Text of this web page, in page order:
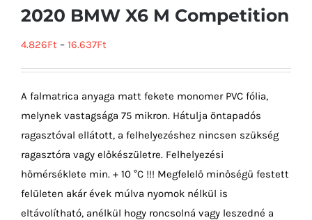
2020 BMW X6 M Competition
4.826Ft – 16.637Ft
A falmatrica anyaga matt fekete monomer PVC fólia,
melynek vastagsága 75 mikron. Hátulja öntapadós
ragasztóval ellátott, a felhelyezéshez nincsen szükség
ragasztóra vagy előkészületre. Felhelyezési
hőmérséklete min. + 10 °C !!! Megfelelő minőségű festett
felületen akár évek múlva nyomok nélkül is
eltávolítható, anélkül hogy roncsolná vagy leszedné a